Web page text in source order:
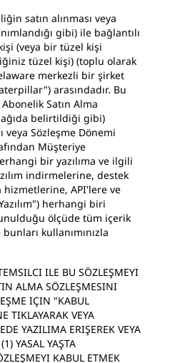
satın alınması veya
gibi) ile bağlantılı
(veya bir tüzel kişi
tüzel kişi) (toplu olarak
merkezli bir şirket
arasındadır. Bu
Abonelik Satın Alma
belirtildiği gibi)
veya Sözleşme Dönemi
Müşteriye
bir yazılıma ve ilgili
indirmelerine, destek
API'lere ve
herhangi biri
ölçüde tüm içerik
kullanımınızla
ILE BU SÖZLEŞMEYI
ALMA SÖZLEŞMESINI
IÇIN "KABUL
TIKLAYARAK VEYA
YAZILIMA ERIŞEREK VEYA
YASAL YAŞTA
KABUL ETMEK